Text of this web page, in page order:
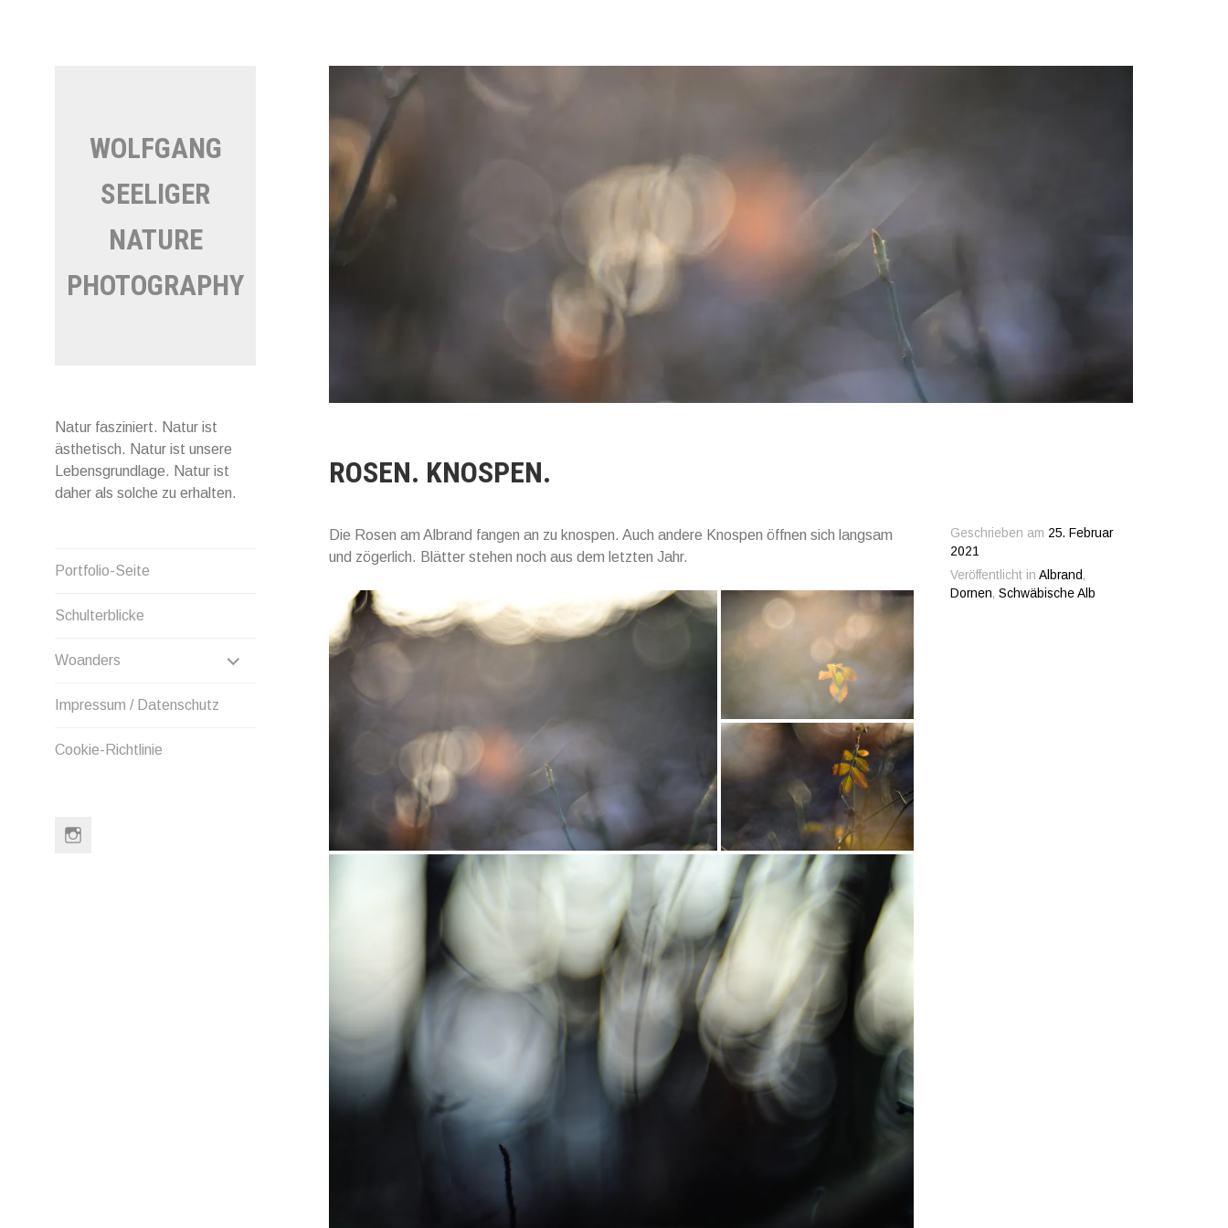
WOLFGANG
SEELIGER
NATURE
PHOTOGRAPHY
Natur fasziniert. Natur ist
ästhetisch. Natur ist unsere
Lebensgrundlage. Natur ist
daher als solche zu erhalten.
Portfolio-Seite
Schulterblicke
Woanders
Impressum / Datenschutz
Cookie-Richtlinie
ROSEN. KNOSPEN.
Die Rosen am Albrand fangen an zu knospen. Auch andere Knospen öffnen sich langsam
und zögerlich. Blätter stehen noch aus dem letzten Jahr.
Geschrieben am 25. Februar
2021
Veröffentlicht inAlbrand ,
Dornen,Schwäbische Alb